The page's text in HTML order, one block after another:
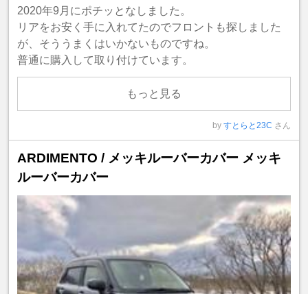
2020年9月にポチッとなしました。
リアをお安く手に入れてたのでフロントも探しました
が、そううまくはいかないものですね。
普通に購入して取り付けています。
もっと見る
by すとらと23C さん
ARDIMENTO / メッキルーバーカバー メッキ
ルーバーカバー